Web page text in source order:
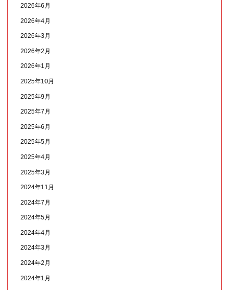
2026年6月
2026年4月
2026年3月
2026年2月
2026年1月
2025年10月
2025年9月
2025年7月
2025年6月
2025年5月
2025年4月
2025年3月
2024年11月
2024年7月
2024年5月
2024年4月
2024年3月
2024年2月
2024年1月